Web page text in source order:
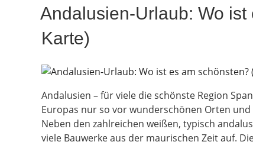
bis
14
Tagen
Andalusien-Urlaub: Wo
Karte)
Andalusien – für viele die schönste Region
Europas nur so vor wunderschönen Orten
Neben den zahlreichen weißen, typisch
viele Bauwerke aus der maurischen Zeit auf.